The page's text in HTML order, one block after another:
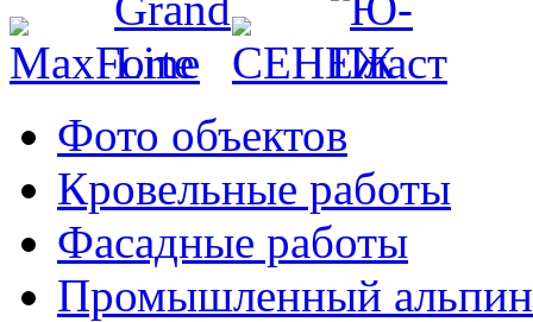
Фото объектов
Кровельные работы
Фасадные работы
Промышленный